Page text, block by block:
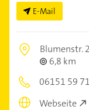
E-Mail
Blumenstr.
6,8 km
06151 59
Webseite